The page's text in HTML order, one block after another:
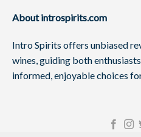
About introspirits.com
Intro Spirits offers unbiased
wines, guiding both
informed, enjoyable choices